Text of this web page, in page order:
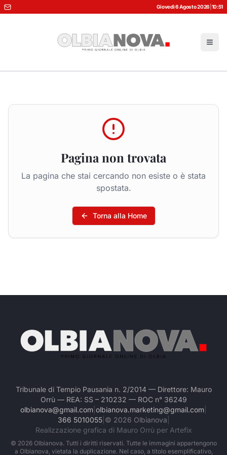
Giovedì 6 Agosto 2026 10:51
Pagina non trovata
La pagina che stai cercando non esiste o è stata
spostata.
Torna alla Home
Tribunale di Tempio Pausania n. 2/2014 — Direttore: Mauro
Orrù — REA: SS – 210232 — ROC n° 36249
olbianova@gmail.com olbianova.marketing@gmail.com
366 5010055| © 2026 Olbianova
Realizzazione grafica di Mauro Orrù per Artefix
© 2026Olbianova. Tutti i diritti riservati. Tutte le immagini appartengono
a Olbianova, vietata la duplicazione. Nel caso, a titolo esemplificativo,